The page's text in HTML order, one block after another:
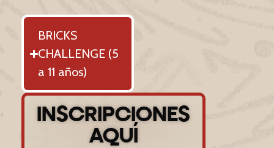
BRICKS
CHALLENGE (5
a 11 años)
INSCRIPCIONES
AQUÍ